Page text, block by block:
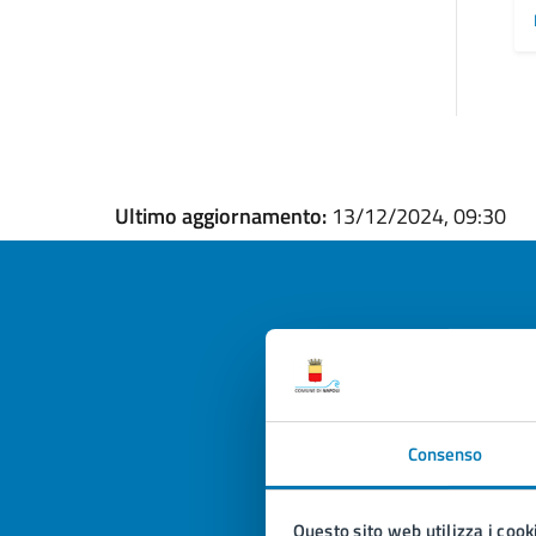
Consenso
Ultimo aggiornamento: 13/12/2024, 09:30
Valuta